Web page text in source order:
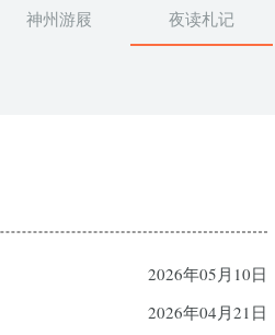
神州游屐 夜读札记
2026年05月10日
2026年04月21日